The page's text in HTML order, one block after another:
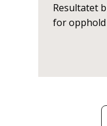
Resultatet
for